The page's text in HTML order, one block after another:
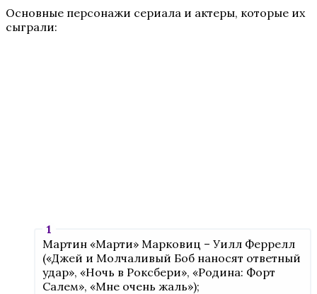
Основные персонажи сериала и актеры, которые их
сыграли:
Мартин «Марти» Марковиц – Уилл Феррелл
(«Джей и Молчаливый Боб наносят ответный
удар», «Ночь в Роксбери», «Родина: Форт
Салем», «Мне очень жаль»);